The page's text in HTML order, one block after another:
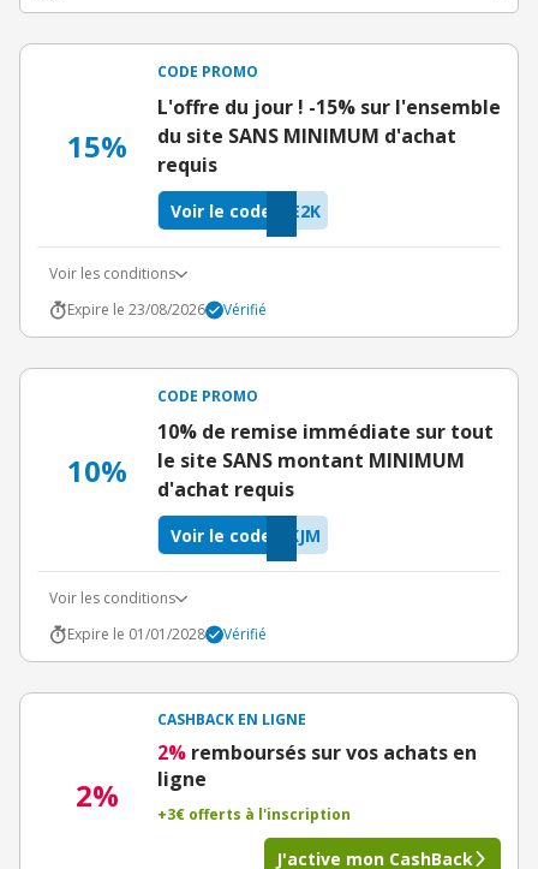
15%
CODE PROMO
L'offre du jour ! -15% sur l'ensemble
du site SANS MINIMUM d'achat
requis
E2K
Voir le code
Voir les conditions
Expire le 23/08/2026
Vérifié
10%
CODE PROMO
10% de remise immédiate sur tout
le site SANS montant MINIMUM
d'achat requis
KJM
Voir le code
Voir les conditions
Expire le 01/01/2028
Vérifié
2%
CASHBACK EN LIGNE
2% remboursés sur vos achats en
ligne
+3€ offerts à l'inscription
J'active mon CashBack